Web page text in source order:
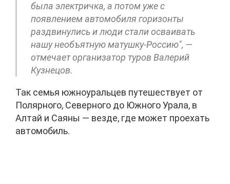
была электричка, а потом уже с
появлением автомобиля горизонты
раздвинулись и люди стали осваивать
нашу необъятную матушку-Россию", —
отмечает организатор туров Валерий
Кузнецов.
Так семья южноуральцев путешествует от
Полярного, Северного до Южного Урала, в
Алтай и Саяны — везде, где может проехать
автомобиль.